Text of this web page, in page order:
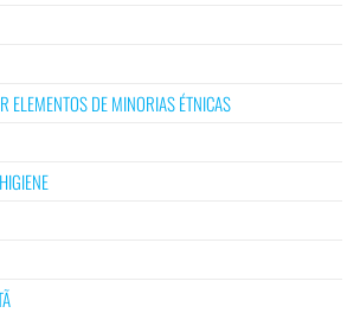
ELEMENTOS DE MINORIAS ÉTNICAS